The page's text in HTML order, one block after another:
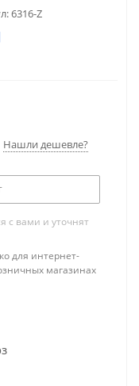
6316-Z
Нашли дешевле?
с вами и уточнят
для интернет-
магазинах